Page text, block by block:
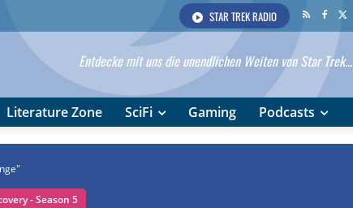
STAR TREK RADIO
Entdecke mit uns die unendlichen Weiten von Star Trek...
Literature Zone SciFi Gaming Podcasts
- Season 5